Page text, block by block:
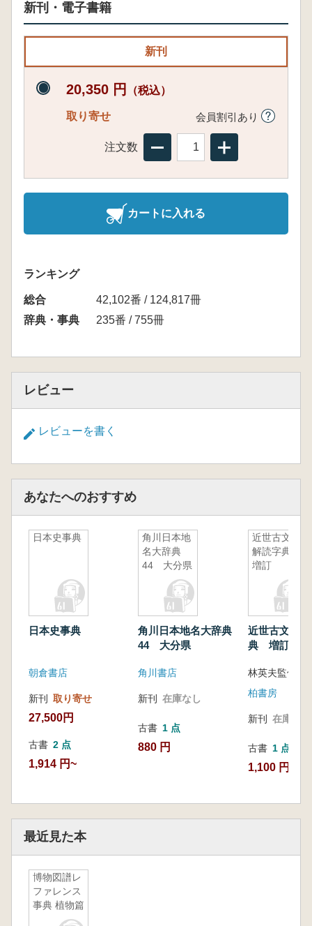
新刊・電子書籍
新刊
20,350 円 （税込）
取り寄せ 会員割引あり
注文数
カートに入れる
ランキング
総合
42,102番 / 124,817冊
辞典・事典
235番 / 755冊
レビュー
レビューを書く
あなたへのおすすめ
日本史事典
日本史事典
朝倉書店
新刊 取り寄せ
27,500円
古書 2 点
1,914 円~
角川日本地
名大辞典
44 大分県
角川日本地名大辞典
44 大分県
角川書店
新刊 在庫なし
古書 1 点
880 円
近世古文書
解読字典
増訂
近世古文書
典 増訂
柏書房
新刊 在庫なし
古書 1 点
1,100 円
最近見た本
博物図譜レ
ファレンス
事典 植物篇